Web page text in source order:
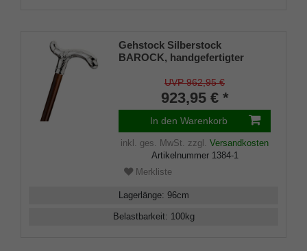
Gehstock Silberstock
BAROCK, handgefertigter
Sterlingsilber, fein ziseliert,
Stock aus edlem
Kirschbaumholz,
Manufakturarbeit
UVP 962,95 €
923,95 € *
In den Warenkorb
inkl. ges. MwSt. zzgl. Versandkosten
Artikelnummer 1384-1
Merkliste
Lagerlänge: 96cm
Belastbarkeit: 100kg